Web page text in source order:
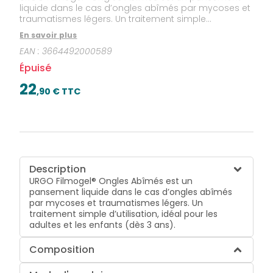
liquide dans le cas d’ongles abîmés par mycoses et
traumatismes légers. Un traitement simple
d’utilisation, idéal pour les adultes et les enfants (dès
3 ans).
En savoir plus
EAN :3664492000589
Épuisé
22,90 € TTC
Description
URGO Filmogel® Ongles Abîmés est un
pansement liquide dans le cas d’ongles abîmés
par mycoses et traumatismes légers. Un
traitement simple d’utilisation, idéal pour les
adultes et les enfants (dès 3 ans).
Composition